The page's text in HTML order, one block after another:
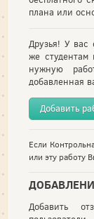
плана или
Друзья! У вас
же
нужную
добавленная
Добавить
Если
или эту работу
Добавить